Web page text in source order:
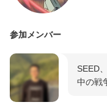
参加メンバー
SEED
中の戦